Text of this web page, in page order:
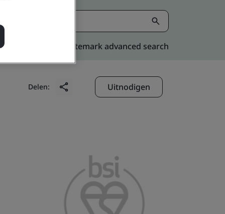
Kitemark advanced search
Delen: Uitnodigen